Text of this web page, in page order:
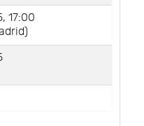
17:00